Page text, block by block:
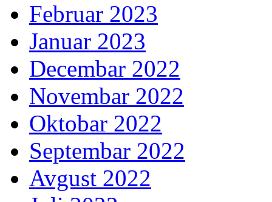
Februar 2023
Januar 2023
Decembar 2022
Novembar 2022
Oktobar 2022
Septembar 2022
Avgust 2022